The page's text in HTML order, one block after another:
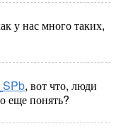
у нас много таких,
, вот что, люди
еще понять?